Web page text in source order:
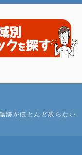
跡がほとんど残らない